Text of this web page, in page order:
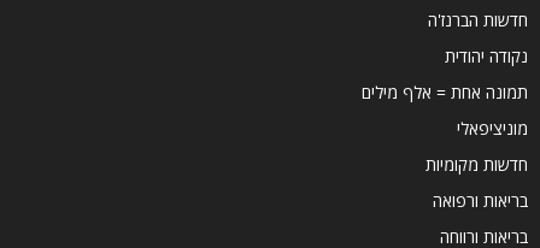
חדשות הברנז'ה
נקודה יהודית
תמונה אחת = אלף מילים
מוניציפאלי
חדשות מקומיות
בריאות ורפואה
בריאות ורווחה